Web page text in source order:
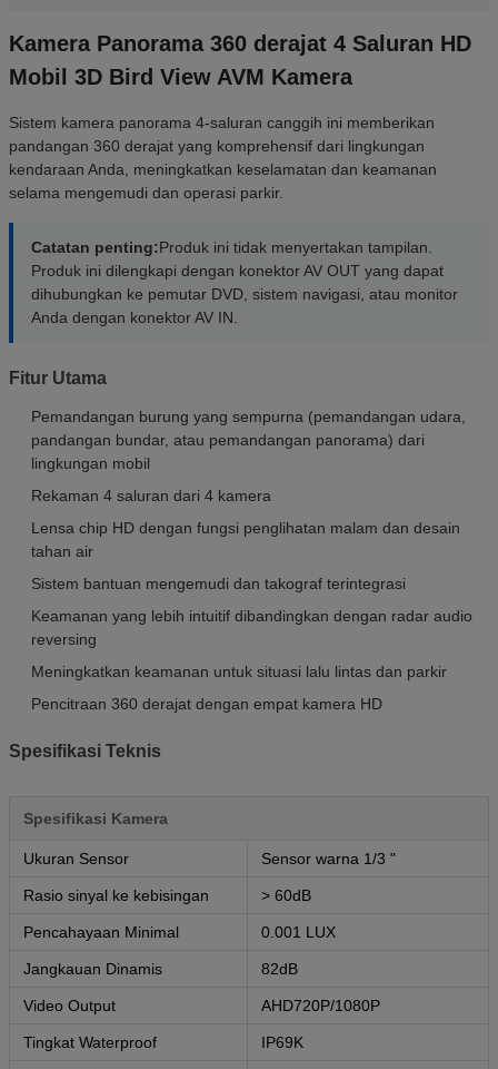
Kamera Panorama 360 derajat 4 Saluran HD
Mobil 3D Bird View AVM Kamera
Sistem kamera panorama 4-saluran canggih ini memberikan
pandangan 360 derajat yang komprehensif dari lingkungan
kendaraan Anda, meningkatkan keselamatan dan keamanan
selama mengemudi dan operasi parkir.
Catatan penting:Produk ini tidak menyertakan tampilan.
Produk ini dilengkapi dengan konektor AV OUT yang dapat
dihubungkan ke pemutar DVD, sistem navigasi, atau monitor
Anda dengan konektor AV IN.
Fitur Utama
Pemandangan burung yang sempurna (pemandangan udara,
pandangan bundar, atau pemandangan panorama) dari
lingkungan mobil
Rekaman 4 saluran dari 4 kamera
Lensa chip HD dengan fungsi penglihatan malam dan desain
tahan air
Sistem bantuan mengemudi dan takograf terintegrasi
Keamanan yang lebih intuitif dibandingkan dengan radar audio
reversing
Meningkatkan keamanan untuk situasi lalu lintas dan parkir
Pencitraan 360 derajat dengan empat kamera HD
Spesifikasi Teknis
Spesifikasi Kamera
Ukuran Sensor Sensor warna 1/3 "
Rasio sinyal ke kebisingan > 60dB
Pencahayaan Minimal 0.001 LUX
Jangkauan Dinamis 82dB
Video Output AHD720P/1080P
Tingkat Waterproof IP69K